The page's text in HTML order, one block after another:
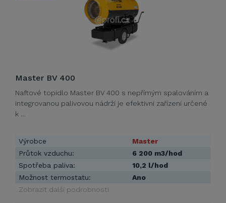
Master BV 400
Naftové topidlo Master BV 400 s nepřímým spalováním a
integrovanou palivovou nádrží je efektivní zařízení určené
k …
Výrobce
Master
Průtok vzduchu:
6 200 m3/hod
Spotřeba paliva:
10,2 l/hod
Možnost termostatu:
Ano
Zobrazit další podrobnosti